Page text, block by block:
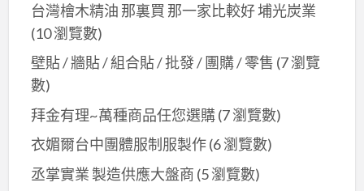
台灣檜木精油 那裏買 那一家比較好 埔光炭業
(10 瀏覽數)
壁貼 / 牆貼 / 組合貼 / 批發 / 團購 / 零售 (7 瀏覽
數)
拜金有理~萬種商品任您選購(7 瀏覽數)
衣媚爾台中團體服制服製作(6 瀏覽數)
丞掌實業 製造供應大盤商 (5 瀏覽數)